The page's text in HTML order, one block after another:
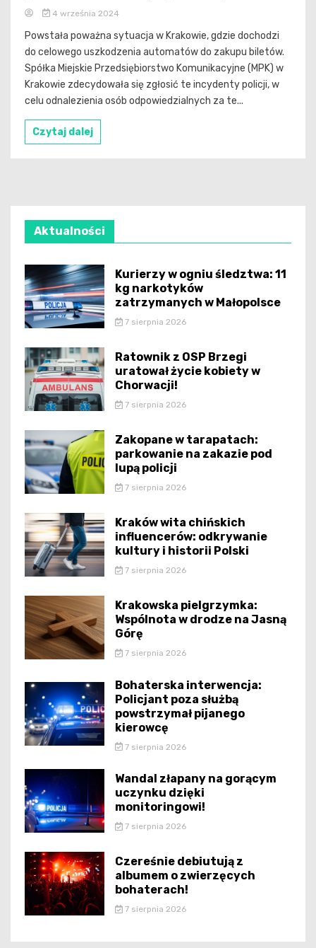
4 września 2024
Powstała poważna sytuacja w Krakowie, gdzie dochodzi
do celowego uszkodzenia automatów do zakupu biletów.
Spółka Miejskie Przedsiębiorstwo Komunikacyjne (MPK) w
Krakowie zdecydowała się zgłosić te incydenty policji, w
celu odnalezienia osób odpowiedzialnych za te...
Czytaj dalej
Aktualności
Kurierzy w ogniu śledztwa: 11
kg narkotyków
zatrzymanych w Małopolsce
7 sierpnia 2026
Ratownik z OSP Brzegi
uratował życie kobiety w
Chorwacji!
7 sierpnia 2026
Zakopane w tarapatach:
parkowanie na zakazie pod
lupą policji
7 sierpnia 2026
Kraków wita chińskich
influencerów: odkrywanie
kultury i historii Polski
7 sierpnia 2026
Krakowska pielgrzymka:
Wspólnota w drodze na Jasną
Górę
7 sierpnia 2026
Bohaterska interwencja:
Policjant poza służbą
powstrzymał pijanego
kierowcę
7 sierpnia 2026
Wandal złapany na gorącym
uczynku dzięki
monitoringowi!
7 sierpnia 2026
Czereśnie debiutują z
albumem o zwierzęcych
bohaterach!
7 sierpnia 2026